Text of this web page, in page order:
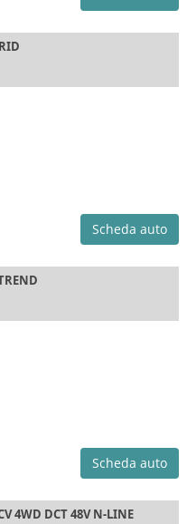
Scheda auto
Scheda auto
4WD DCT 48V N-LINE